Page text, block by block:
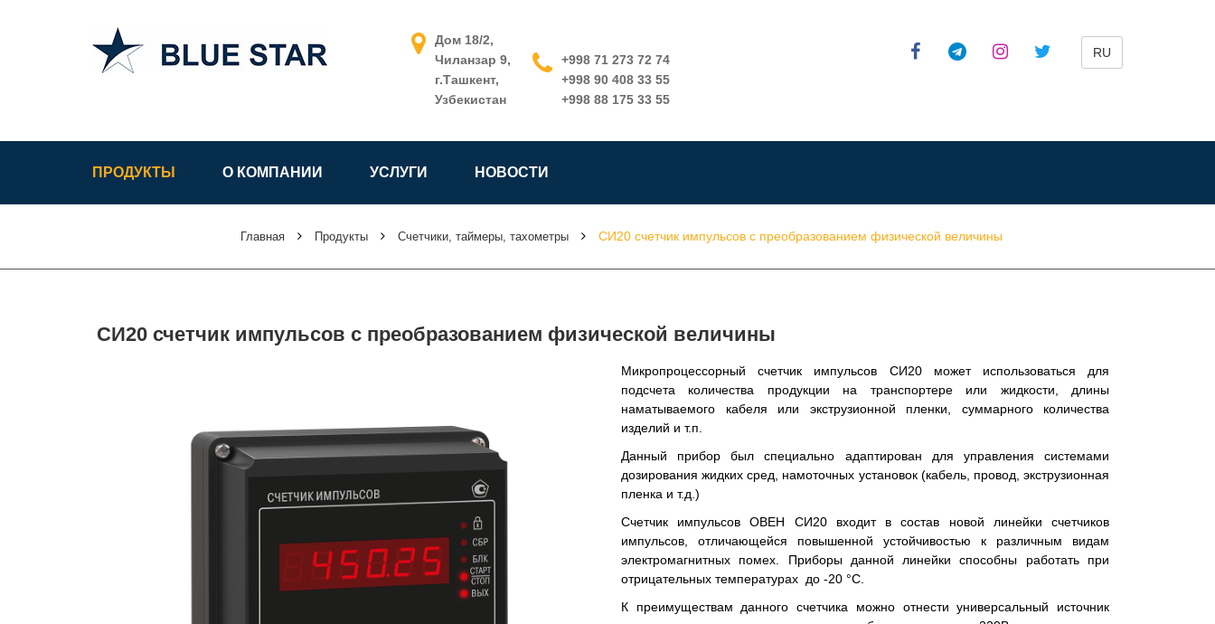
Узбекистане
Дом 18/2,
Чиланзар 9,
г.Ташкент,
Узбекистан
+998 71 273 72 74
+998 90 408 33 55
+998 88 175 33 55
RU
ПРОДУКТЫ О КОМПАНИИ УСЛУГИ НОВОСТИ
Главная Продукты Счетчики, таймеры, тахометры СИ20 счетчик импульсов с преобразованием физической величины
СИ20 счетчик импульсов с преобразованием физической величины
Микропроцессорный счетчик импульсов СИ20 может использоваться для
подсчета количества продукции на транспортере или жидкости, длины
наматываемого кабеля или экструзионной пленки, суммарного количества
изделий и т.п.
Данный прибор был специально адаптирован для управления системами
дозирования жидких сред, намоточных установок (кабель, провод, экструзионная
пленка и т.д.)
Счетчик импульсов ОВЕН СИ20 входит в состав новой линейки счетчиков
импульсов, отличающейся повышенной устойчивостью к различным видам
электромагнитных помех. Приборы данной линейки способны работать при
отрицательных температурах до -20 °С.
К преимуществам данного счетчика можно отнести универсальный источник